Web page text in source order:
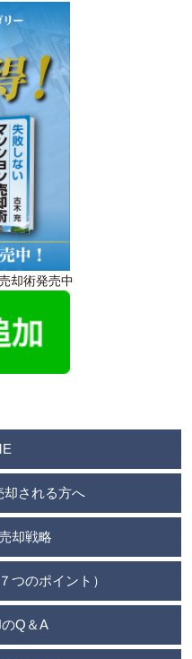
却術発売中
却される方へ
却戦略
つのポイント）
Q＆A